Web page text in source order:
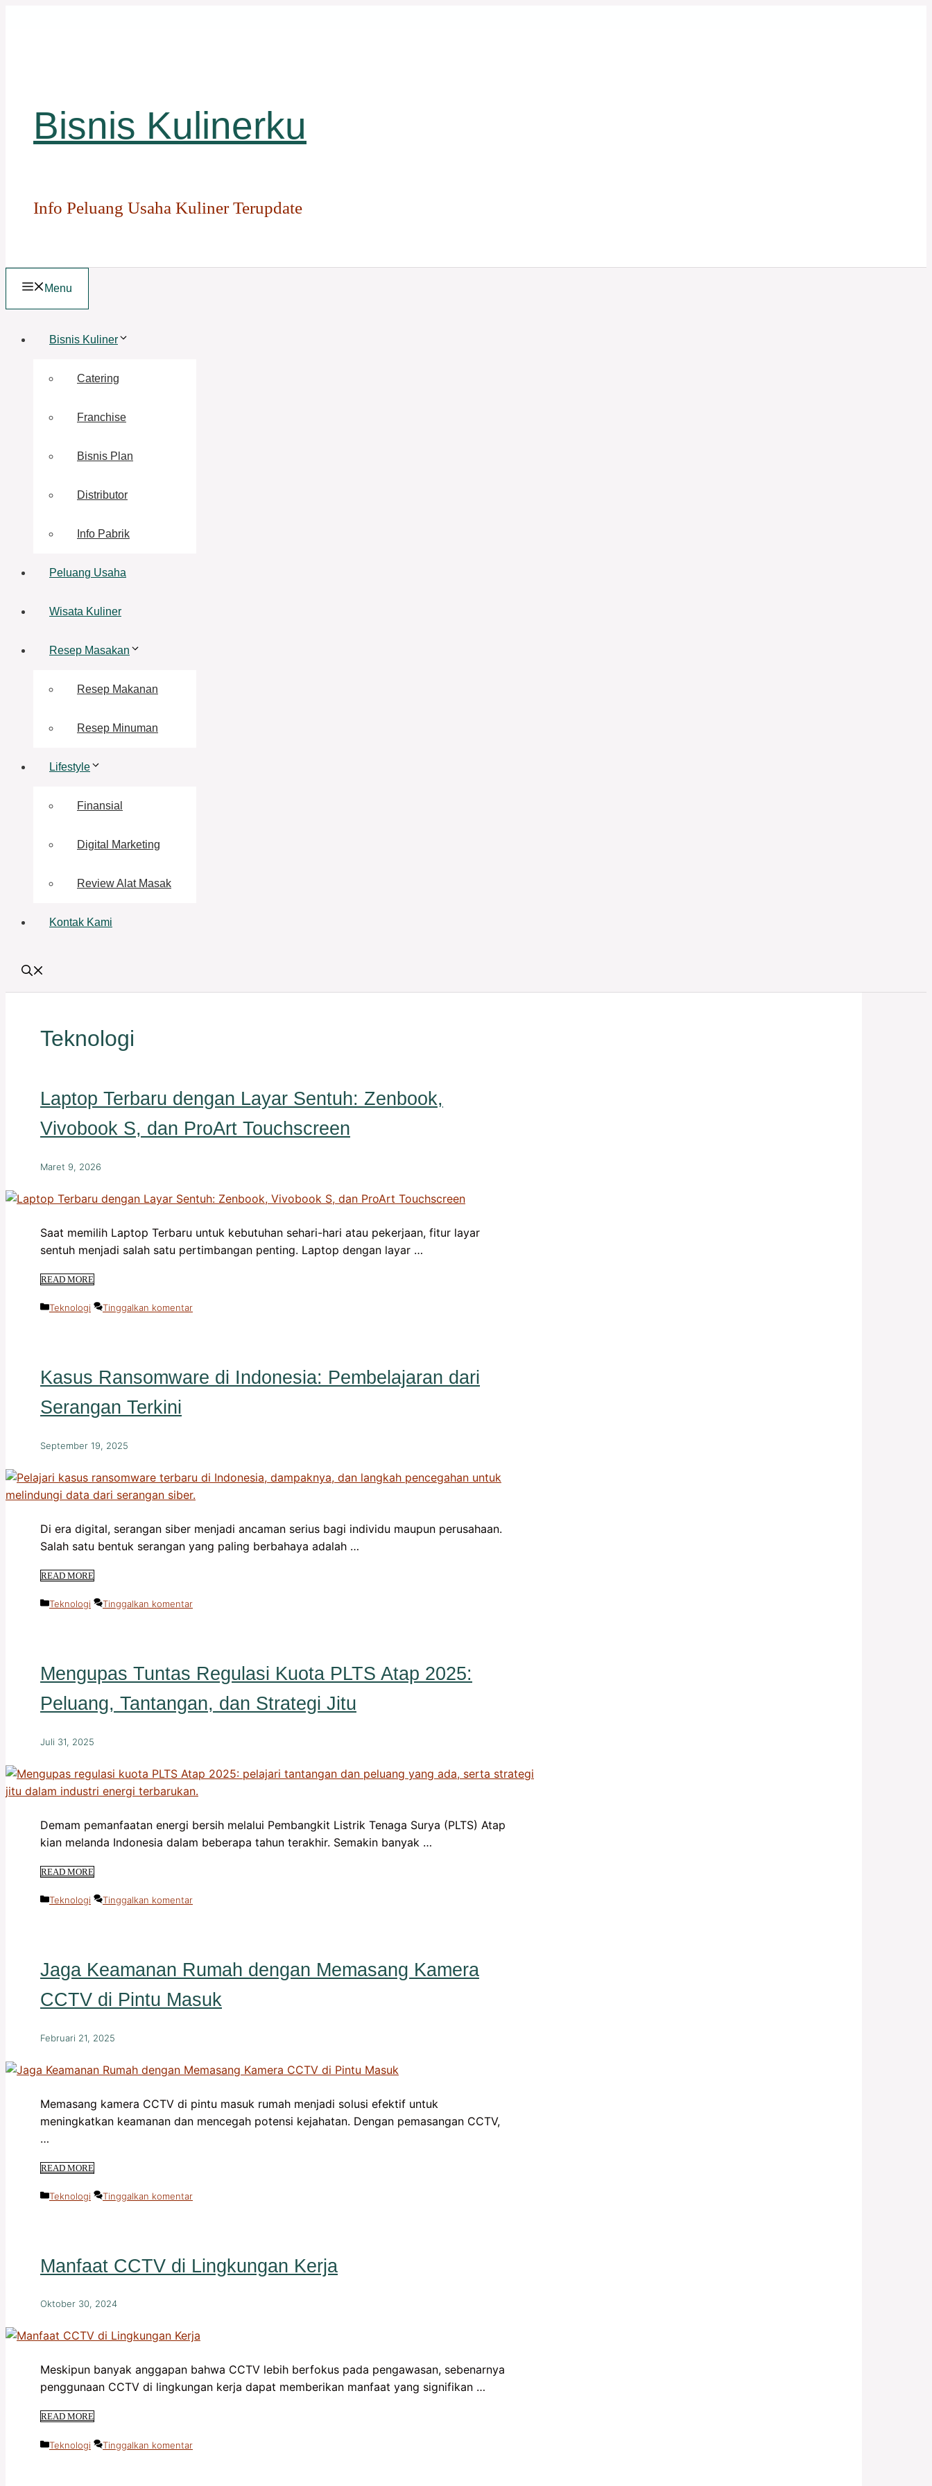
Bisnis Kulinerku
Info Peluang Usaha Kuliner Terupdate
Menu
Bisnis Kuliner
Catering
Franchise
Bisnis Plan
Distributor
Info Pabrik
Peluang Usaha
Wisata Kuliner
Resep Masakan
Resep Makanan
Resep Minuman
Lifestyle
Finansial
Digital Marketing
Review Alat Masak
Kontak Kami
Teknologi
Laptop Terbaru dengan Layar Sentuh: Zenbook,
Vivobook S, dan ProArt Touchscreen
Maret 9, 2026
Saat memilih Laptop Terbaru untuk kebutuhan sehari-hari atau pekerjaan, fitur layar
sentuh menjadi salah satu pertimbangan penting. Laptop dengan layar …
READ MORE
Kategori
Teknologi Tinggalkan komentar
Kasus Ransomware di Indonesia: Pembelajaran dari
Serangan Terkini
September 19, 2025
Di era digital, serangan siber menjadi ancaman serius bagi individu maupun perusahaan.
Salah satu bentuk serangan yang paling berbahaya adalah …
READ MORE
Kategori
Teknologi Tinggalkan komentar
Mengupas Tuntas Regulasi Kuota PLTS Atap 2025:
Peluang, Tantangan, dan Strategi Jitu
Juli 31, 2025
Demam pemanfaatan energi bersih melalui Pembangkit Listrik Tenaga Surya (PLTS) Atap
kian melanda Indonesia dalam beberapa tahun terakhir. Semakin banyak …
READ MORE
Kategori
Teknologi Tinggalkan komentar
Jaga Keamanan Rumah dengan Memasang Kamera
CCTV di Pintu Masuk
Februari 21, 2025
Memasang kamera CCTV di pintu masuk rumah menjadi solusi efektif untuk
meningkatkan keamanan dan mencegah potensi kejahatan. Dengan pemasangan CCTV,
…
READ MORE
Kategori
Teknologi Tinggalkan komentar
Manfaat CCTV di Lingkungan Kerja
Oktober 30, 2024
Meskipun banyak anggapan bahwa CCTV lebih berfokus pada pengawasan, sebenarnya
penggunaan CCTV di lingkungan kerja dapat memberikan manfaat yang signifikan …
READ MORE
Kategori
Teknologi Tinggalkan komentar